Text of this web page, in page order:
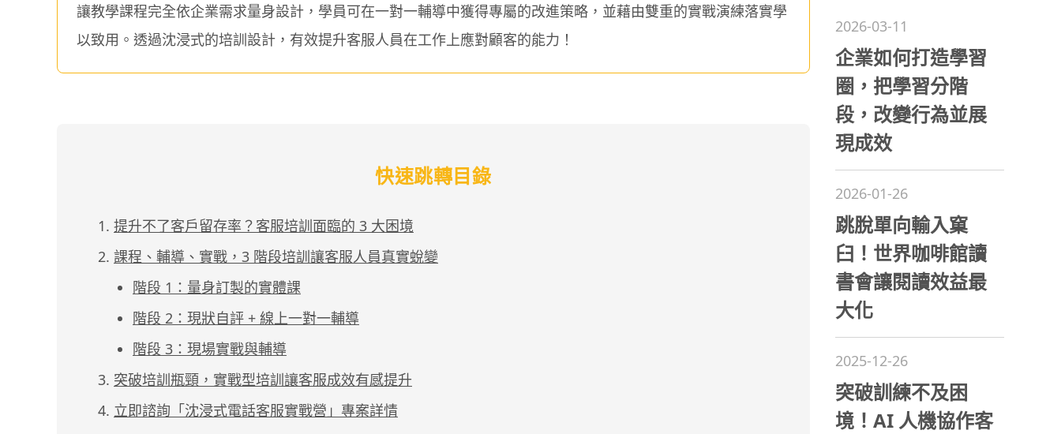
讓教學課程完全依企業需求量身設計，學員可在一對一輔導中獲得專屬的改進策略，並藉由雙重的實戰演練落實學
以致用。透過沈浸式的培訓設計，有效提升客服人員在工作上應對顧客的能力！
快速跳轉目錄
提升不了客戶留存率？客服培訓面臨的 3 大困境
課程、輔導、實戰，3 階段培訓讓客服人員真實蛻變
階段 1：量身訂製的實體課
階段 2：現狀自評 + 線上一對一輔導
階段 3：現場實戰與輔導
突破培訓瓶頸，實戰型培訓讓客服成效有感提升
立即諮詢「沈浸式電話客服實戰營」專案詳情
2026-03-11
企業如何打造學習
圈，把學習分階
段，改變行為並展
現成效
2026-01-26
跳脫單向輸入窠
臼！世界咖啡館讀
書會讓閱讀效益最
大化
2025-12-26
突破訓練不及困
境！AI 人機協作客